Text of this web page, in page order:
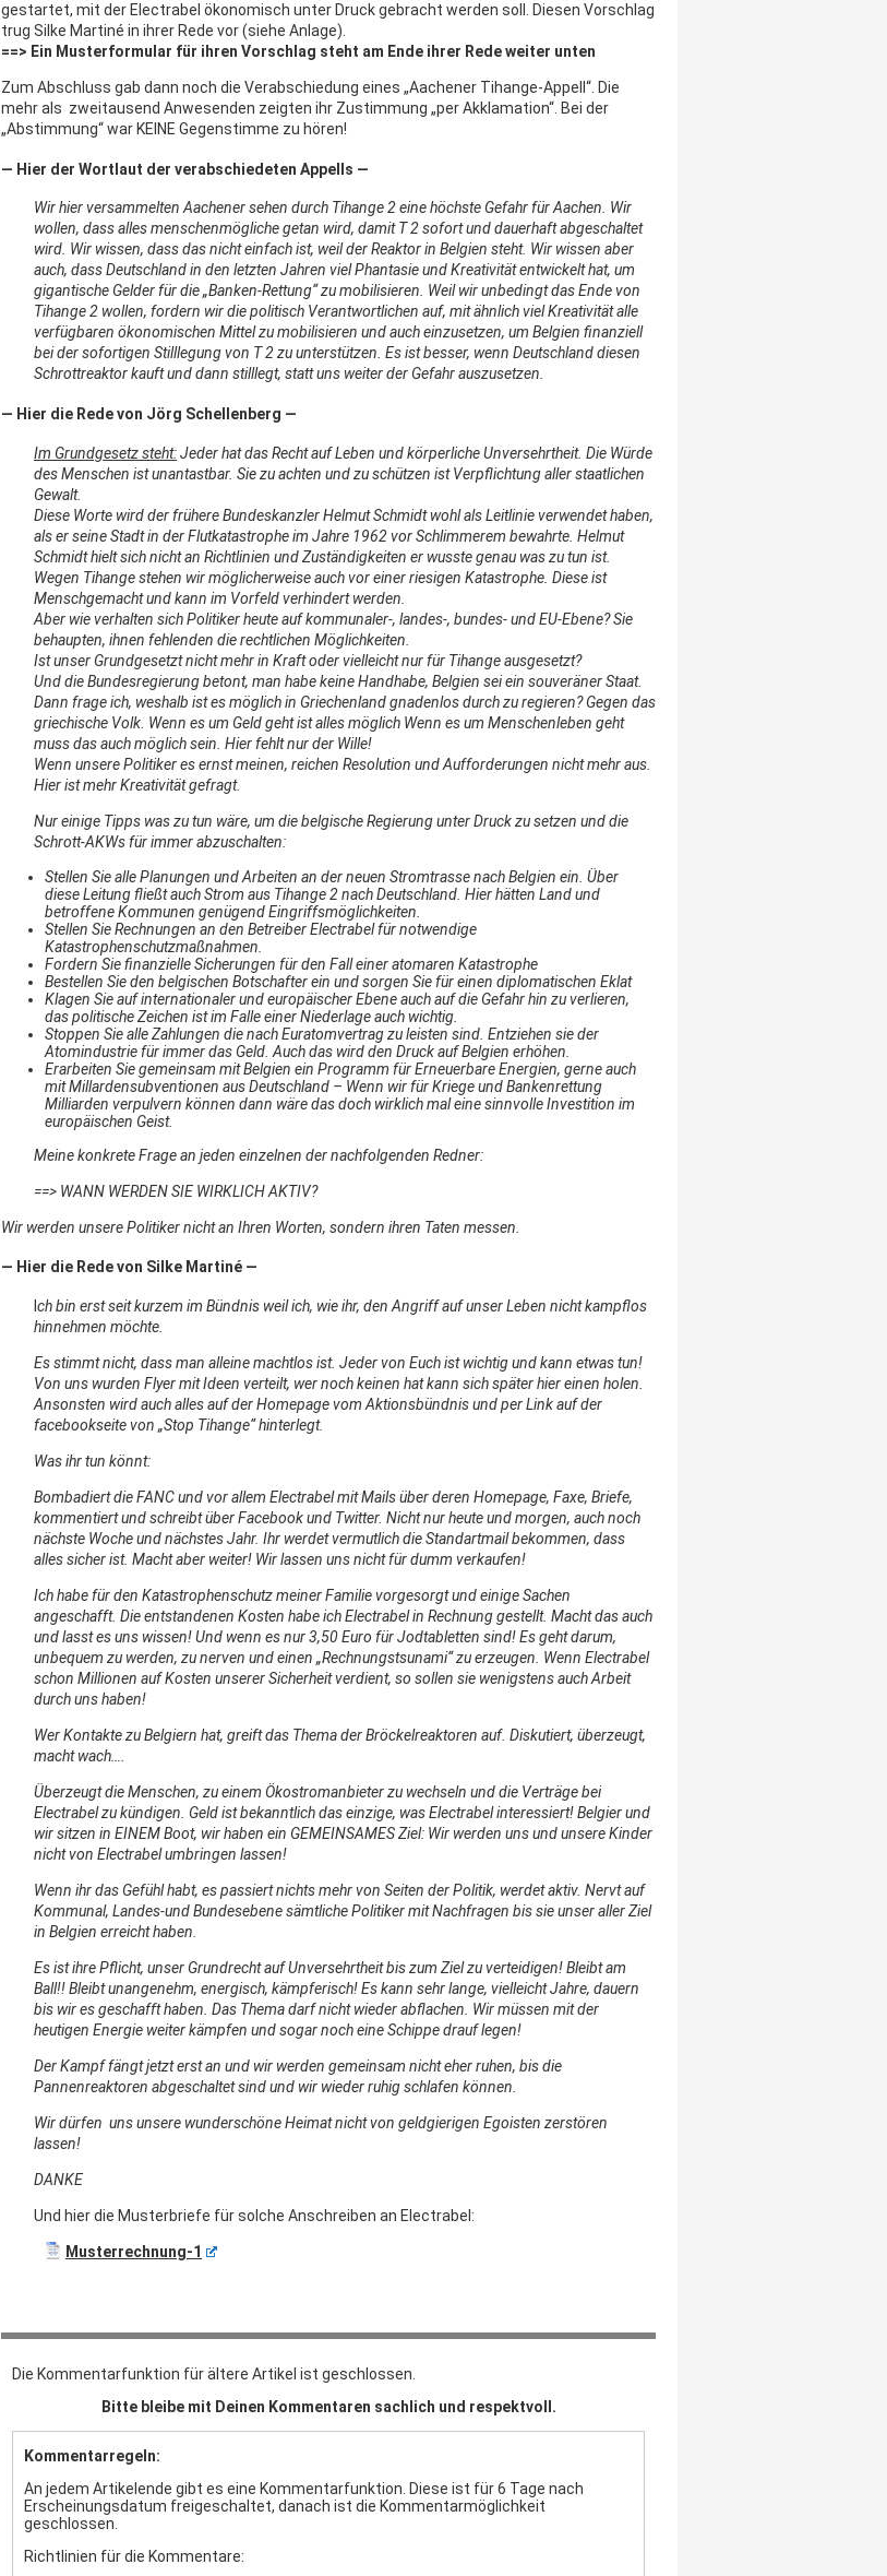
gestartet, mit der Electrabel ökonomisch unter Druck gebracht werden soll. Diesen Vorschlag
trug Silke Martiné in ihrer Rede vor (siehe Anlage).
==> Ein Musterformular für ihren Vorschlag steht am Ende ihrer Rede weiter unten
Zum Abschluss gab dann noch die Verabschiedung eines „Aachener Tihange-Appell“. Die
mehr als zweitausend Anwesenden zeigten ihr Zustimmung „per Akklamation“. Bei der
„Abstimmung“ war KEINE Gegenstimme zu hören!
— Hier der Wortlaut der verabschiedeten Appells —
Wir hier versammelten Aachener sehen durch Tihange 2 eine höchste Gefahr für Aachen. Wir
wollen, dass alles menschenmögliche getan wird, damit T 2 sofort und dauerhaft abgeschaltet
wird. Wir wissen, dass das nicht einfach ist, weil der Reaktor in Belgien steht. Wir wissen aber
auch, dass Deutschland in den letzten Jahren viel Phantasie und Kreativität entwickelt hat, um
gigantische Gelder für die „Banken-Rettung“ zu mobilisieren. Weil wir unbedingt das Ende von
Tihange 2 wollen, fordern wir die politisch Verantwortlichen auf, mit ähnlich viel Kreativität alle
verfügbaren ökonomischen Mittel zu mobilisieren und auch einzusetzen, um Belgien finanziell
bei der sofortigen Stilllegung von T 2 zu unterstützen. Es ist besser, wenn Deutschland diesen
Schrottreaktor kauft und dann stilllegt, statt uns weiter der Gefahr auszusetzen.
— Hier die Rede von Jörg Schellenberg —
Im Grundgesetz steht:Jeder hat das Recht auf Leben und körperliche Unversehrtheit. Die Würde
des Menschen ist unantastbar. Sie zu achten und zu schützen ist Verpflichtung aller staatlichen
Gewalt.
Diese Worte wird der frühere Bundeskanzler Helmut Schmidt wohl als Leitlinie verwendet haben,
als er seine Stadt in der Flutkatastrophe im Jahre 1962 vor Schlimmerem bewahrte. Helmut
Schmidt hielt sich nicht an Richtlinien und Zuständigkeiten er wusste genau was zu tun ist.
Wegen Tihange stehen wir möglicherweise auch vor einer riesigen Katastrophe. Diese ist
Menschgemacht und kann im Vorfeld verhindert werden.
Aber wie verhalten sich Politiker heute auf kommunaler-, landes-, bundes- und EU-Ebene?Sie
behaupten, ihnen fehlenden die rechtlichen Möglichkeiten.
Ist unser Grundgesetzt nicht mehr in Kraftoder vielleicht nur für Tihange ausgesetzt?
Und die Bundesregierung betont, man habe keine Handhabe, Belgien sei ein souveräner Staat.
Dann frage ich, weshalb ist es möglich in Griechenland gnadenlos durch zu regieren? Gegen das
griechische Volk. Wenn es um Geld geht ist alles möglich Wenn es um Menschenleben geht
muss das auch möglich sein. Hier fehlt nur der Wille!
Wenn unsere Politiker es ernst meinen, reichen Resolution und Aufforderungen nicht mehr aus.
Hier ist mehr Kreativität gefragt.
Nur einige Tipps was zu tun wäre, um die belgische Regierung unter Druck zu setzen und die
Schrott-AKWs für immer abzuschalten:
Stellen Sie alle Planungen und Arbeiten an der neuen Stromtrasse nach Belgien ein. Über
diese Leitung fließt auch Strom aus Tihange 2 nach Deutschland. Hier hätten Land und
betroffene Kommunen genügend Eingriffsmöglichkeiten.
Stellen Sie Rechnungen an den Betreiber Electrabel für notwendige
Katastrophenschutzmaßnahmen.
Fordern Sie finanzielle Sicherungen für den Fall einer atomaren Katastrophe
Bestellen Sie den belgischen Botschafter ein und sorgen Sie für einen diplomatischen Eklat
Klagen Sie auf internationaler und europäischer Ebene auch auf die Gefahr hin zu verlieren,
das politische Zeichen ist im Falle einer Niederlage auch wichtig.
Stoppen Sie alle Zahlungen die nach Euratomvertrag zu leisten sind. Entziehen sie der
Atomindustrie für immer das Geld. Auch das wird den Druck auf Belgien erhöhen.
Erarbeiten Sie gemeinsam mit Belgien ein Programm für Erneuerbare Energien, gerne auch
mit Millardensubventionen aus Deutschland – Wenn wir für Kriege und Bankenrettung
Milliarden verpulvern können dann wäre das doch wirklich mal eine sinnvolle Investition im
europäischen Geist.
Meine konkrete Frage an jeden einzelnen der nachfolgenden Redner:
==> WANN WERDEN SIE WIRKLICH AKTIV?
Wir werden unsere Politikernicht an Ihren Worten, sondern ihren Taten messen.
— Hier die Rede von Silke Martiné —
ch bin erst seit kurzem im Bündnis weil ich, wie ihr, den Angriff auf unser Leben nicht kampflos
hinnehmen möchte.
Es stimmt nicht, dass man alleine machtlos ist. Jeder von Euch ist wichtig und kann etwas tun!
Von uns wurden Flyer mit Ideen verteilt, wer noch keinen hat kann sich später hier einen holen.
Ansonsten wird auch alles auf der Homepage vom Aktionsbündnis und per Link auf der
facebookseite von „Stop Tihange“ hinterlegt.
Was ihr tun könnt:
Bombadiert die FANC und vor allem Electrabel mit Mails über deren Homepage, Faxe, Briefe,
kommentiert und schreibt über Facebook und Twitter. Nicht nur heute und morgen, auch noch
nächste Woche und nächstes Jahr. Ihr werdet vermutlich die Standartmail bekommen, dass
alles sicher ist. Macht aber weiter! Wir lassen uns nicht für dumm verkaufen!
Ich habe für den Katastrophenschutz meiner Familie vorgesorgt und einige Sachen
angeschafft. Die entstandenen Kosten habe ich Electrabel in Rechnung gestellt. Macht das auch
und lasst es uns wissen! Und wenn es nur 3,50 Euro für Jodtabletten sind! Es geht darum,
unbequem zu werden, zu nerven und einen „Rechnungstsunami“ zu erzeugen. Wenn Electrabel
schon Millionen auf Kosten unserer Sicherheit verdient, so sollen sie wenigstens auch Arbeit
durch uns haben!
Wer Kontakte zu Belgiern hat, greift das Thema der Bröckelreaktoren auf. Diskutiert, überzeugt,
macht wach….
Überzeugt die Menschen, zu einem Ökostromanbieter zu wechseln und die Verträge bei
Electrabel zu kündigen. Geld ist bekanntlich das einzige, was Electrabel interessiert! Belgier und
wir sitzen in EINEM Boot, wir haben ein GEMEINSAMES Ziel: Wir werden uns und unsere Kinder
nicht von Electrabel umbringen lassen!
Wenn ihr das Gefühl habt, es passiert nichts mehr von Seiten der Politik, werdet aktiv. Nervt auf
Kommunal, Landes-und Bundesebene sämtliche Politiker mit Nachfragen bis sie unser aller Ziel
in Belgien erreicht haben.
Es ist ihre Pflicht, unser Grundrecht auf Unversehrtheit bis zum Ziel zu verteidigen!Bleibt am
Ball!! Bleibt unangenehm, energisch, kämpferisch! Es kann sehr lange, vielleicht Jahre, dauern
bis wir es geschafft haben. Das Thema darf nicht wieder abflachen. Wir müssen mit der
heutigen Energie weiter kämpfen und sogar noch eine Schippe drauf legen!
Der Kampf fängt jetzt erst an und wir werden gemeinsam nicht eher ruhen, bis die
Pannenreaktoren abgeschaltet sind und wir wieder ruhig schlafen können.
Wir dürfen uns unsere wunderschöne Heimat nicht von geldgierigen Egoisten zerstören
lassen!
DANKE
Und hier die Musterbriefe für solche Anschreiben an Electrabel:
Musterrechnung-1
Die Kommentarfunktion für ältere Artikel ist geschlossen.
Bitte bleibe mit Deinen Kommentaren sachlich und respektvoll.
Kommentarregeln:
An jedem Artikelende gibt es eine Kommentarfunktion. Diese ist für 6 Tage nach
Erscheinungsdatum freigeschaltet, danach ist die Kommentarmöglichkeit
geschlossen.
Richtlinien für die Kommentare: